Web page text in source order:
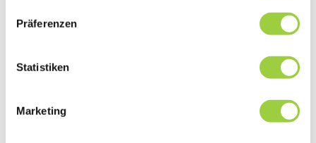
Präferenzen
Statistiken
Marketing
Kontaktanfrage